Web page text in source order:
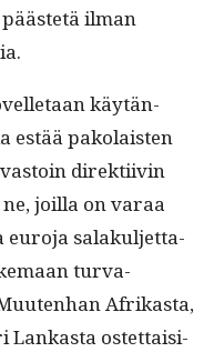
ilman
käytän­
estää pako­lais­ten
direk­ti­ivin
joil­la on varaa
euro­ja salakul­jet­ta­
tur­va­
Afrikas­ta,
Lankas­ta ostet­taisi­